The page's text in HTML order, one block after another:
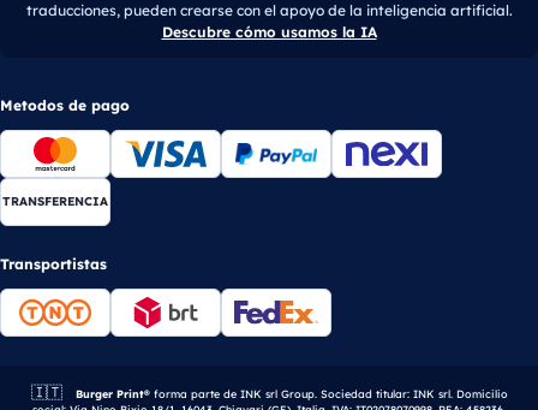
traducciones, pueden crearse con el apoyo de la inteligencia artificial.
Descubre cómo usamos la IA
Metodos de pago
TRANSFERENCIA
Transportistas
🇮🇹 Empresa italiana.
Burger Print®forma parte de INK srl Group. Sociedad titular: INK srl. Domicilio